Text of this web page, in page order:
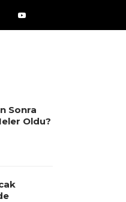
Sonra
Oldu?